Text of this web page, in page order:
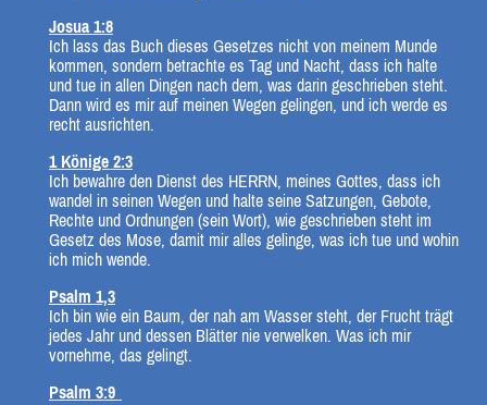
Josua 1:8
Ich lass das Buch dieses Gesetzes nicht von meinem Munde
kommen, sondern betrachte es Tag und Nacht, dass ich halte
und tue in allen Dingen nach dem, was darin geschrieben steht.
Dann wird es mir auf meinen Wegen gelingen, und ich werde es
recht ausrichten.
1 Könige 2:3
Ich bewahre den Dienst des HERRN, meines Gottes, dass ich
wandel in seinen Wegen und halte seine Satzungen, Gebote,
Rechte und Ordnungen (sein Wort), wie geschrieben steht im
Gesetz des Mose, damit mir alles gelinge, was ich tue und wohin
ich mich wende.
Psalm 1,3
Ich bin wie ein Baum, der nah am Wasser steht, der Frucht trägt
jedes Jahr und dessen Blätter nie verwelken. Was ich mir
vornehme, das gelingt.
Psalm 3:9